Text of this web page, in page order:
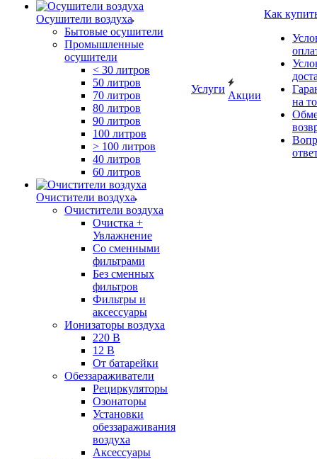
Осушители воздуха
Бытовые осушители
Промышленные
осушители
< 30 литров
50 литров
70 литров
80 литров
90 литров
100 литров
> 100 литров
40 литров
60 литров
Очистители воздуха
Очистители воздуха
Очистка +
Увлажнение
Cо сменными
фильтрами
Без сменных
фильтров
Фильтры и
аксессуары
Ионизаторы воздуха
220 В
12 В
От батарейки
Обеззараживатели
Рециркуляторы
Озонаторы
Установки
обеззараживания
воздуха
Аксессуары
Услуги
Акции
Как
на